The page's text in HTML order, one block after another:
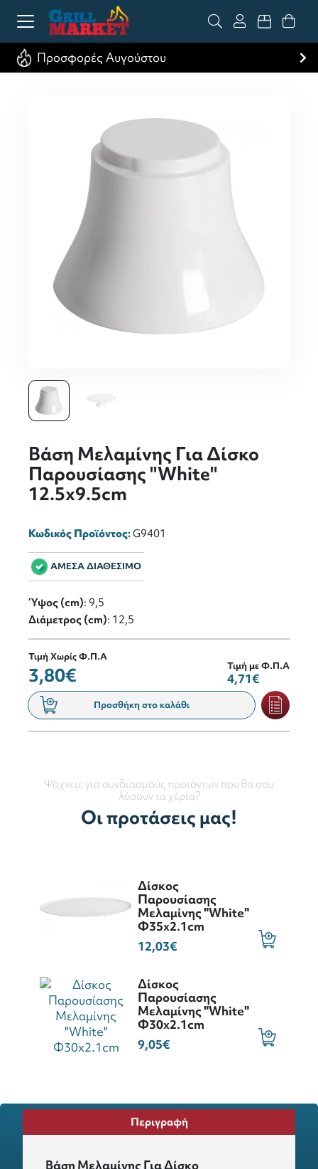
Προσφορές Αυγούστου
Βάση Μελαμίνης Για Δίσκο
Παρουσίασης "White"
12.5x9.5cm
Κωδικός Προϊόντος:G9401
ΑΜΕΣΑ ΔΙΑΘΕΣΙΜΟ
Ύψος (cm): 9,5
Διάμετρος (cm): 12,5
Τιμή Χωρίς Φ.Π.Α
3,80€ Τιμή με Φ.Π.Α
4,71€
Προσθήκη στο καλάθι
Ψάχνεις για συνδιασμούς προιόντων που θα σου
λύσουν τα χέρια?
Οι προτάσεις μας!
Δίσκος
Παρουσίασης
Μελαμίνης "White"
Φ35x2.1cm
12,03€
Δίσκος
Παρουσίασης
Μελαμίνης "White"
Φ30x2.1cm
9,05€
Περιγραφή
Βάση Μελαμίνης Για Δίσκο